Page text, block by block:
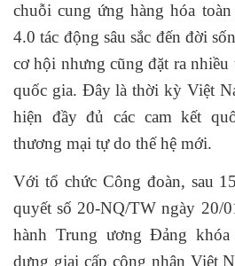
chuỗi cung ứng hàng hóa toàn
4.0 tác động sâu sắc đến đời
cơ hội nhưng cũng đặt ra
quốc gia. Đây là thời kỳ Việt
hiện đầy đủ các cam kết
thương mại tự do thế hệ mới.
Với tổ chức Công đoàn, sau
quyết số 20-NQ/TW ngày 20/
hành Trung ương Đảng
dựng giai cấp công nhân Việt